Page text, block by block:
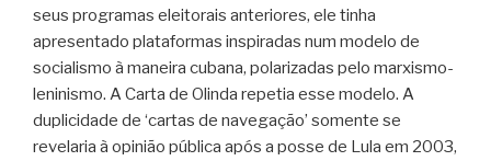
seus programas eleitorais anteriores, ele tinha
apresentado plataformas inspiradas num modelo de
socialismo à maneira cubana, polarizadas pelo marxismo-
leninismo. A Carta de Olinda repetia esse modelo. A
duplicidade de ‘cartas de navegação’ somente se
revelaria à opinião pública após a posse de Lula em 2003,